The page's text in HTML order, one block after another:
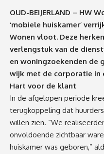
OUD-BEIJERLAND – HW
‘mobiele huiskamer’
Wonen vloot. Deze
verlengstuk van de
en woningzoekenden de
wijk met de corporatie in
Hart voor de klant
In de afgelopen periode
terugkoppeling dat
willen zien. “We
onvoldoende zichtbaar
huiskamer was geboren,”